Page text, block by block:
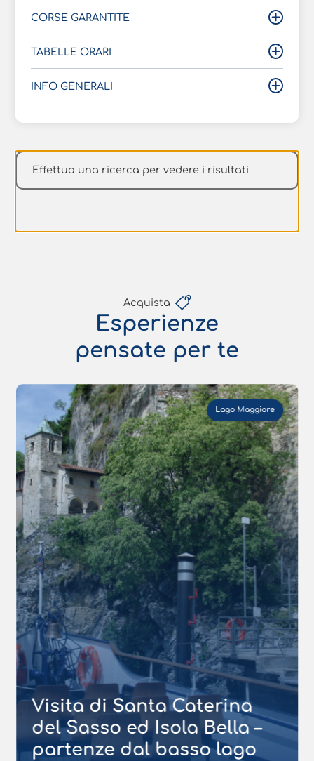
CORSE GARANTITE
TABELLE ORARI
INFO GENERALI
Effettua una ricerca per vedere i risultati
Acquista
Esperienze
pensate per te
Visita di Santa Caterina
del Sasso ed Isola Bella –
partenze dal basso lago
Lago Maggiore